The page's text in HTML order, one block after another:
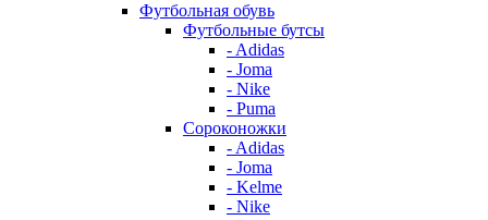
Футбольная обувь
Футбольные бутсы
- Adidas
- Joma
- Nike
- Puma
Сороконожки
- Adidas
- Joma
- Kelme
- Nike